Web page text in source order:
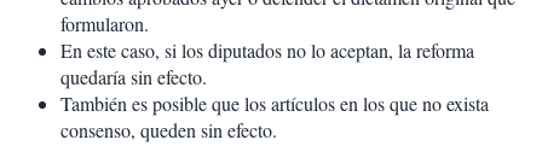
formularon.
En este caso, si los diputados no lo aceptan, la reforma
quedaría sin efecto.
También es posible que los artículos en los que no exista
consenso, queden sin efecto.